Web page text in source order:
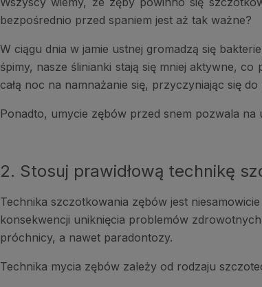
bezpośrednio przed spaniem jest aż tak ważne?
W ciągu dnia w jamie ustnej gromadzą się
śpimy, nasze ślinianki stają się mniej aktywne,
całą noc na namnażanie się, przyczyniając się
Ponadto, umycie zębów przed snem pozwala
2. Stosuj prawidłową technikę
Technika szczotkowania zębów jest
konsekwencji uniknięcia problemów
próchnicy, a nawet paradontozy.
Technika mycia zębów zależy od rodzaju